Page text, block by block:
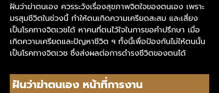
ฝันว่าฆ่าตนเอง ควรระวังเรื่องสุขภาพจิตใจของตนเอง เพราะ
มรสุมชีวิตในช่วงนี้ ทำให้ตนเกิดความเครียดสะสม และเสี่ยง
เป็นโรคทางจิตเวชได้ หาคนที่ตนไว้ใจในการขอคำปรึกษา เมื่อ
เกิดความเครียดและปัญหาชีวิต ฯ ทั้งนี้เพื่อป้องกันไม่ให้ตนนั้น
เป็นโรคทางจิตเวช ซึ่งส่งผลต่อการดำรงชีวิตของตนได้
ฝันว่าฆ่าตนเอง หน้าที่การงาน